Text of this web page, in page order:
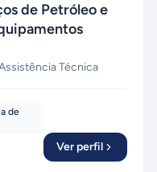
de Petróleo e
Técnica
de
Ver perfil